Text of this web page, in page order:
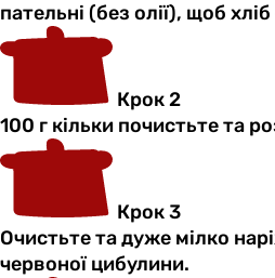
пательні (без олії), щоб
Крок 2
100 г кільки почистьте та
Крок 3
Очистьте та дуже мілко
червоної цибулини.